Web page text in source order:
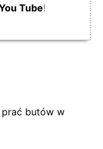
Tube!
butów w